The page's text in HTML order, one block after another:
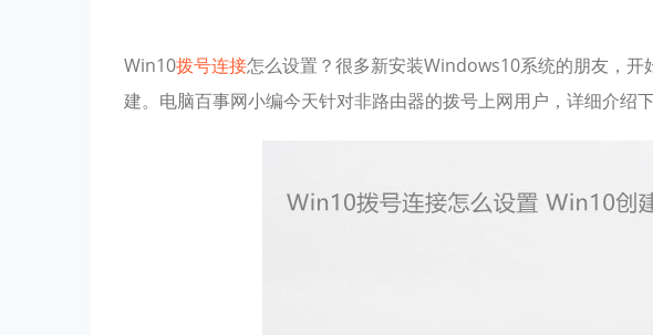
Win10拨号连接怎么设置？很多新安装Windows10系统的朋友，
建。电脑百事网小编今天针对非路由器的拨号上网用户，详细介绍